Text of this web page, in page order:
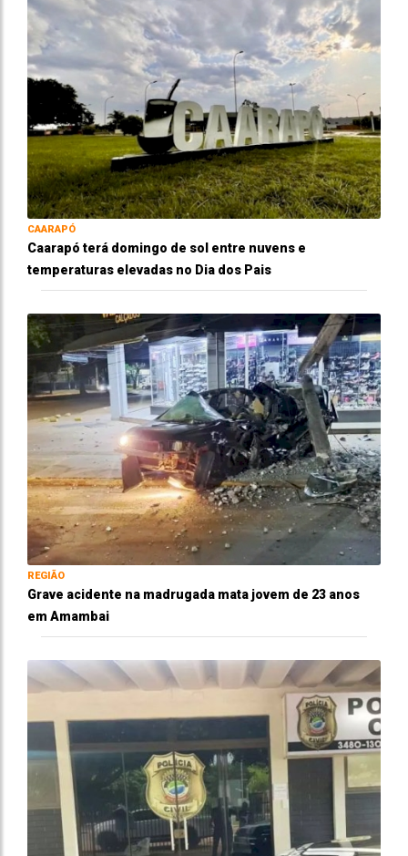
CAARAPÓ
Caarapó terá domingo de sol entre nuvens e
temperaturas elevadas no Dia dos Pais
REGIÃO
Grave acidente na madrugada mata jovem de 23 anos
em Amambai